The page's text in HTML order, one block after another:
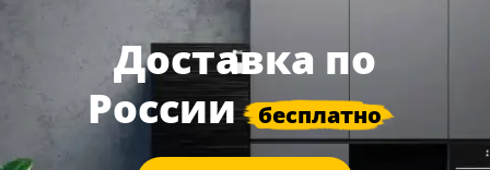
Доставка по
России